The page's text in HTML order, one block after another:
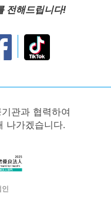
전해드립니다!
관과 협력하여
나가겠습니다.